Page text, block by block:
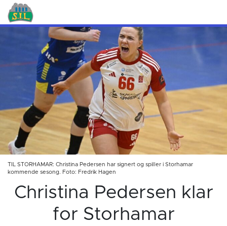
TIL STORHAMAR: Christina Pedersen har signert og spiller i Storhamar
kommende sesong. Foto: Fredrik Hagen
Christina Pedersen klar
for Storhamar